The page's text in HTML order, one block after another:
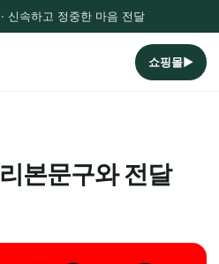
신속하고 정중한 마음 전달
쇼핑몰▶
본문구와 전달